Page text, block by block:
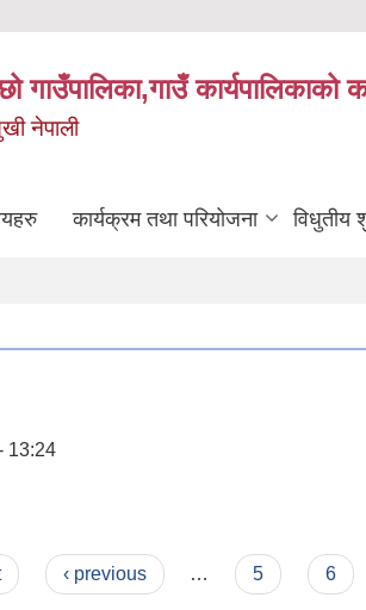
गाउँपालिका,गाउँ
नेपाली
कार्यक्रम तथा परियोजना विधुतीय
13:24
‹ previous … 5 6